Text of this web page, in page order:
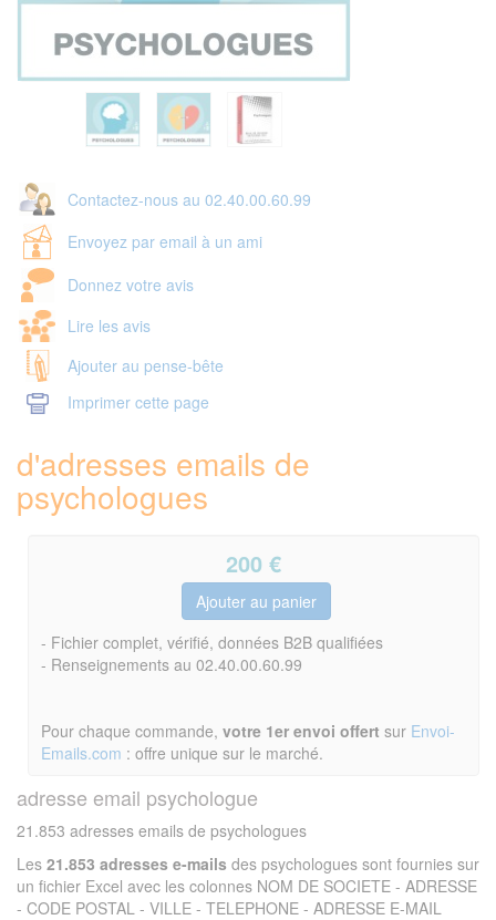
Contactez-nous au 02.40.00.60.99
Envoyez par email à un ami
Donnez votre avis
Lire les avis
Ajouter au pense-bête
Imprimer cette page
d'adresses emails de
psychologues
200 €
- Fichier complet, vérifié, données B2B qualifiées
- Renseignements au 02.40.00.60.99
Pour chaque commande, votre 1er envoi offert sur Envoi-
Emails.com : offre unique sur le marché.
adresse email psychologue
21.853 adresses emails de psychologues
Les 21.853 adresses e-mails des psychologues sont fournies sur
un fichier Excel avec les colonnes NOM DE SOCIETE - ADRESSE
- CODE POSTAL - VILLE - TELEPHONE - ADRESSE E-MAIL